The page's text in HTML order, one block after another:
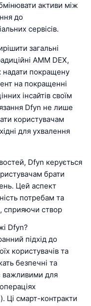
активи між
до
сервісів.
загальні
AMM DEX,
надати покращену
на покращенні
інсайтів своїм
Dfyn не лише
користувачам
для ухвалення
Dfyn керується
брати
Цей аспект
потребам та
сприяючи створ
Dfyn?
підхід до
користувачів та
безпечні та
важливими для
Ці смарт-контракти